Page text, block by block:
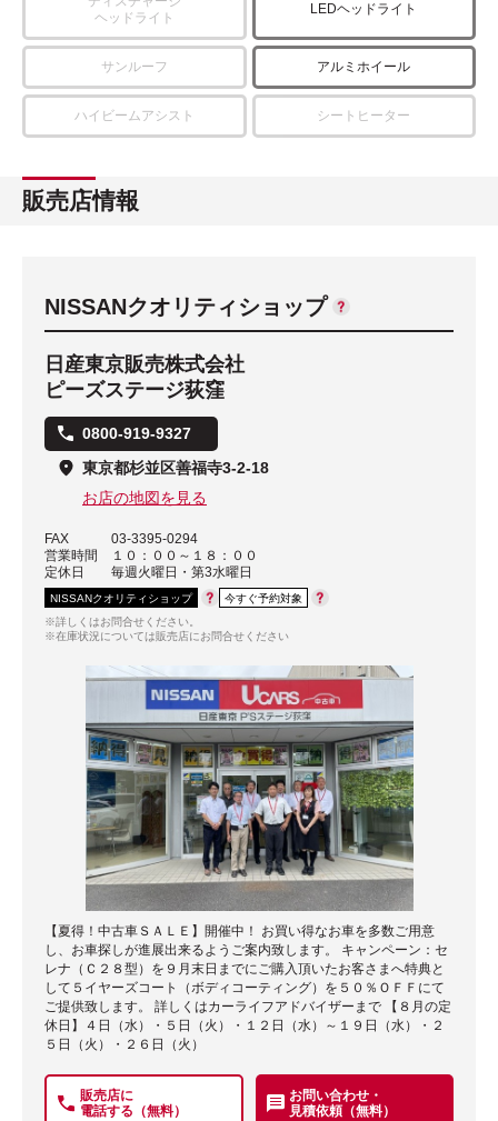
ヘッドライト
LEDヘッドライト
サンルーフ アルミホイール
ハイビームアシスト シートヒーター
販売店情報
NISSANクオリティショップ
日産東京販売株式会社
ピーズステージ荻窪
0800-919-9327
東京都杉並区善福寺3-2-18
お店の地図を見る
FAX
03-3395-0294
営業時間
１０：００～１８：００
定休日
毎週火曜日・第3水曜日
NISSANクオリティショップ
今すぐ予約対象
※詳しくはお問合せください。
※在庫状況については販売店にお問合せください
【夏得！中古車ＳＡＬＥ】開催中！ お買い得なお車を多数ご用意
し、お車探しが進展出来るようご案内致します。 キャンペーン：セ
レナ（Ｃ２８型）を９月末日までにご購入頂いたお客さまへ特典と
して５イヤーズコート（ボディコーティング）を５０％ＯＦＦにて
ご提供致します。 詳しくはカーライフアドバイザーまで 【８月の定
休日】４日（水）・５日（火）・１２日（水）～１９日（水）・２
５日（火）・２６日（火）
販売店に
電話する（無料）
お問い合わせ・
見積依頼（無料）